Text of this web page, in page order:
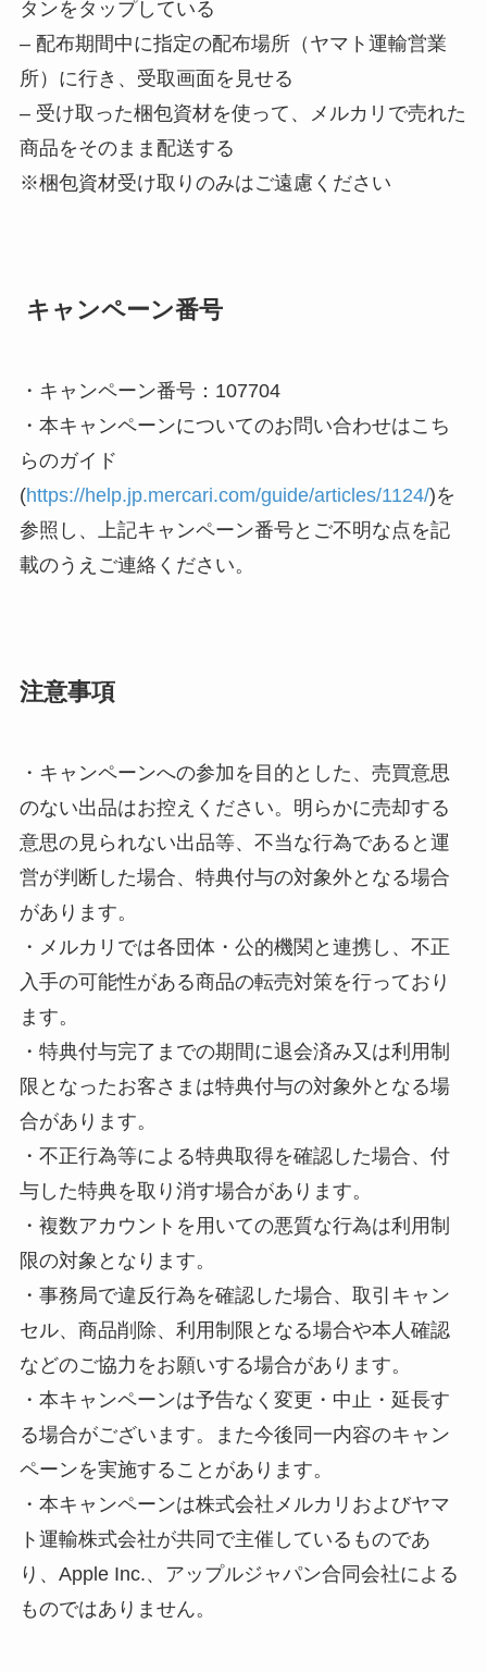
タンをタップしている
– 配布期間中に指定の配布場所（ヤマト運輸営業
所）に行き、受取画面を見せる
– 受け取った梱包資材を使って、メルカリで売れた
商品をそのまま配送する
※梱包資材受け取りのみはご遠慮ください
キャンペーン番号
・キャンペーン番号：107704
・本キャンペーンについてのお問い合わせはこち
らのガイド
(https://help.jp.mercari.com/guide/articles/1124/)を
参照し、上記キャンペーン番号とご不明な点を記
載のうえご連絡ください。
注意事項
・キャンペーンへの参加を目的とした、売買意思
のない出品はお控えください。明らかに売却する
意思の見られない出品等、不当な行為であると運
営が判断した場合、特典付与の対象外となる場合
があります。
・メルカリでは各団体・公的機関と連携し、不正
入手の可能性がある商品の転売対策を行っており
ます。
・特典付与完了までの期間に退会済み又は利用制
限となったお客さまは特典付与の対象外となる場
合があります。
・不正行為等による特典取得を確認した場合、付
与した特典を取り消す場合があります。
・複数アカウントを用いての悪質な行為は利用制
限の対象となります。
・事務局で違反行為を確認した場合、取引キャン
セル、商品削除、利用制限となる場合や本人確認
などのご協力をお願いする場合があります。
・本キャンペーンは予告なく変更・中止・延長す
る場合がございます。また今後同一内容のキャン
ペーンを実施することがあります。
・本キャンペーンは株式会社メルカリおよびヤマ
ト運輸株式会社が共同で主催しているものであ
り、Apple Inc.、アップルジャパン合同会社による
ものではありません。